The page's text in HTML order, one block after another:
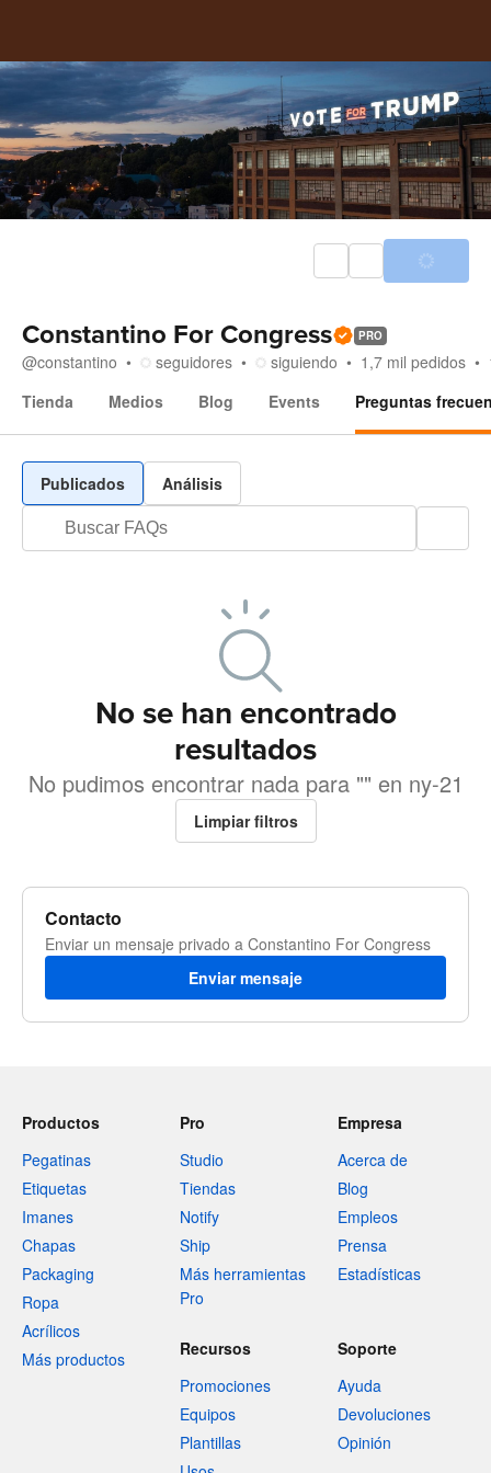
Constantino For Congress PRO
@constantino seguidores siguiendo 1,7 mil pedidos
Tienda
Medios Blog Events Preguntas
Publicados Análisis
No se han encontrado
resultados
No pudimos encontrar nada para "" en ny-21
Limpiar filtros
Contacto
Enviar un mensaje privado a Constantino For Congress
Enviar mensaje
Productos
Pegatinas
Etiquetas
Imanes
Chapas
Packaging
Ropa
Acrílicos
Más productos
Pro
Studio
Tiendas
Notify
Ship
Más herramientas
Pro
Empresa
Acerca de
Blog
Empleos
Prensa
Estadísticas
Recursos
Promociones
Equipos
Plantillas
Soporte
Ayuda
Devoluciones
Opinión